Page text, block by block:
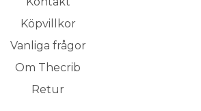
Köpvillkor
Vanliga frågor
Om Thecrib
Retur